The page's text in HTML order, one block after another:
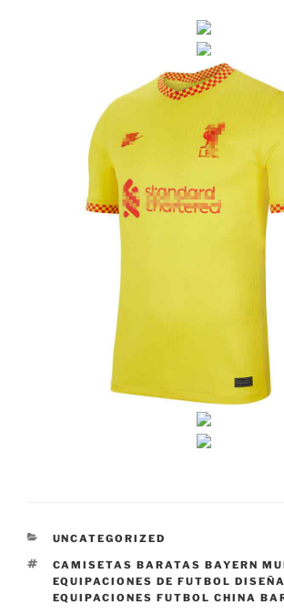
CATEGORÍAS
UNCATEGORIZED
ETIQUETAS
CAMISETAS BARATAS BAYERN
EQUIPACIONES DE FUTBOL
EQUIPACIONES FUTBOL CHINA